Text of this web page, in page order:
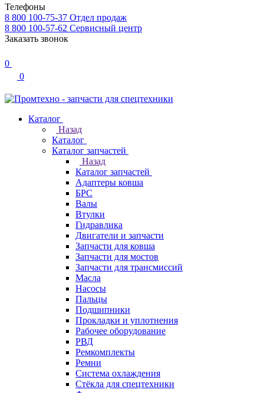
Телефоны
8 800 100-75-37 Отдел продаж
8 800 100-57-62 Сервисный центр
Заказать звонок
0
0
Каталог
Назад
Каталог
Каталог запчастей
Назад
Каталог запчастей
Адаптеры ковша
БРС
Валы
Втулки
Гидравлика
Двигатели и запчасти
Запчасти для ковша
Запчасти для мостов
Запчасти для трансмиссий
Масла
Насосы
Пальцы
Подшипники
Прокладки и уплотнения
Рабочее оборудование
РВД
Ремкомплекты
Ремни
Система охлаждения
Стёкла для спецтехники